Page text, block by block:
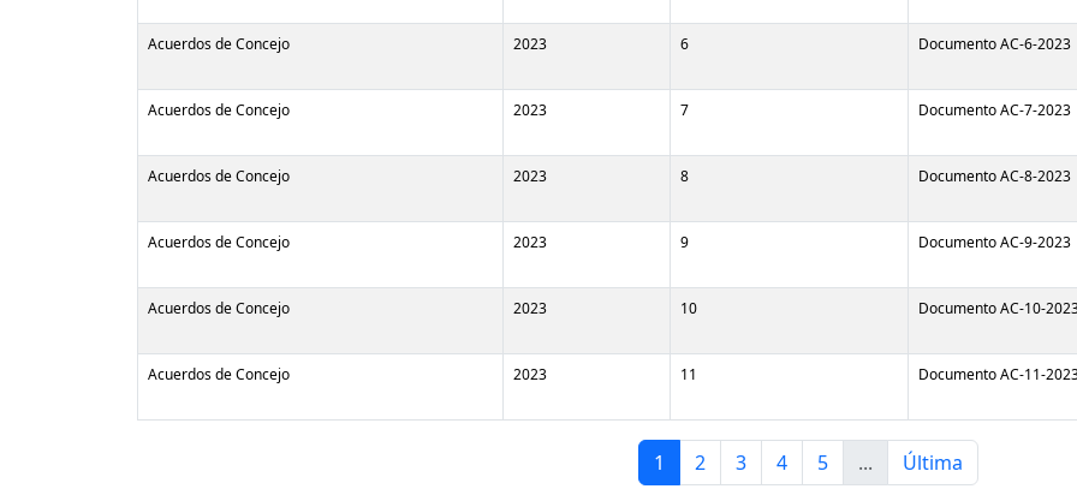
Acuerdos de Concejo 2023 6 Documento AC-6-2023
Acuerdos de Concejo 2023 7 Documento AC-7-2023
Acuerdos de Concejo 2023 8 Documento AC-8-2023
Acuerdos de Concejo 2023 9 Documento AC-9-2023
Acuerdos de Concejo 2023 10 Documento AC-10-
Acuerdos de Concejo 2023 11 Documento AC-11-
1 2 3 4 5 ... Última